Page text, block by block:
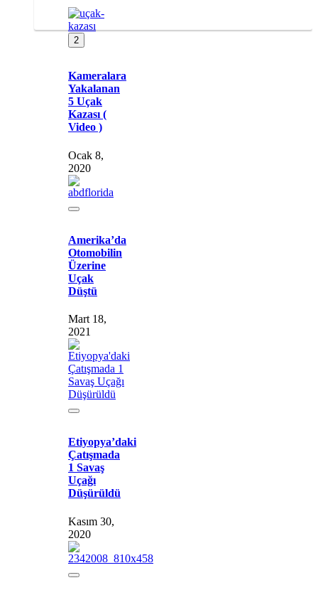
2
Kameralara
Yakalanan
5 Uçak
Kazası (
Video )
Ocak 8,
2020
Amerika’da
Otomobilin
Üzerine
Uçak
Düştü
Mart 18,
2021
Etiyopya’daki
Çatışmada
1 Savaş
Uçağı
Düşürüldü
Kasım 30,
2020